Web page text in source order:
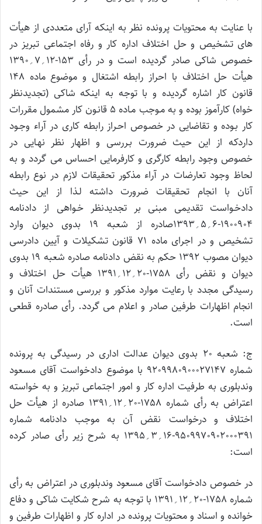
با عنایت به محتویات پرونده نظر به اینکه آرای متعددی از هیأت
های تشخیص و حل اختلاف اداره کار و رفاه اجتماعی تبریز در
خصوص شاکی صادر گردیده است و در رأی 153-12؍7؍1390
هیأت حل اختلاف با احراز رابطه اشتغال و موضوع ماده 148
قانون کار اشاره گردیده و با توجه به اینکه شاکی (تجدیدنظر
خواه) کارآموز بوده و به مـوجب مـاده 5 قانـون کار مشمول مقررات
کار بـوده و تقاضایی در خصـوص احـراز رابطه کاری در آراء وجـود
داردکه از این حیث ضرورت بـررسی و اظهار نظر نهـایی در
خصوص وجود رابطه کارگری و کارفرمایی احساس می گردد و به
لحاظ وجود تعارضات در آراء مذکور تحقیقات لازم در نوع رابطه
آنان با انجام تحقیقات ضرورت داشته لـذا از این حیث
دادخـواست تقدیمی مبنی بر تجدیدنظر خـواهی از دادنامه
1900904-6؍5؍1393صادره از شعبه 19 بدوی دیوان وارد
تشخیص و در اجرای ماده 71 قانون تشکیلات و آیین دادرسی
دیوان مصوب 1392 حکم به نقض دادنامه صادره شعبه 19 بدوی
دیوان و نقض رأی 1758-20؍12؍1391 هیأت حل اختلاف و
رسیدگی مجدد با رعایت موارد مذکور و بررسی مستندات آنان و
انجام اظهارات طرفین صادر و اعلام می گردد. رأی صادره قطعی
است.
ج: شعبه 20 بدوی دیوان عدالت اداری در رسیدگی به پرونده
شماره 9209980900027147 با موضوع دادخواست آقای مسعود
وندبلوری به طرفیت اداره کار و امور اجتماعی تبریز و به خواسته
اعتراض به رأی شماره 1758-20؍12؍1391 صادره از هیأت حل
اختلاف و درخواست نقض آن به موجب دادنامه شماره
9509970902000391-16؍3؍1395 به شرح زیر رأی صادر کرده
است:
در خصوص دادخواست آقای مسعود وندبلوری در اعتراض به رأی
شماره 1758-20؍12؍1391 با توجه به شرح شکایت شاکی و دفاع
خوانده و اسناد و محتویات پرونده در اداره کار و اظهارات طرفین و